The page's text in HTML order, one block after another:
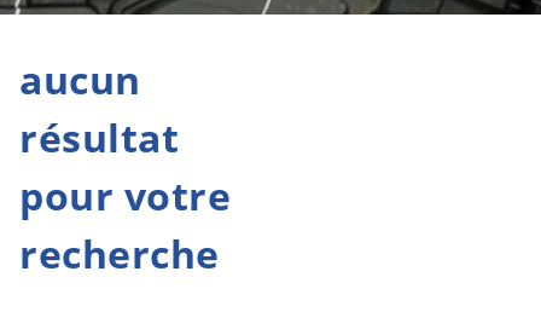
aucun
résultat
pour votre
recherche